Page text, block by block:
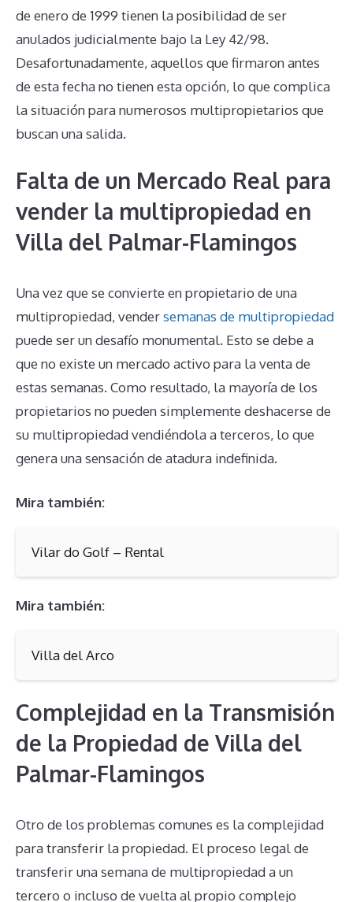
de enero de 1999 tienen la posibilidad de ser
anulados judicialmente bajo la Ley 42/98.
Desafortunadamente, aquellos que firmaron antes
de esta fecha no tienen esta opción, lo que complica
la situación para numerosos multipropietarios que
buscan una salida.
Falta de un Mercado Real para
vender la multipropiedad en
Villa del Palmar-Flamingos
Una vez que se convierte en propietario de una
multipropiedad, vendersemanas de multipropiedad
puede ser un desafío monumental. Esto se debe a
que no existe un mercado activo para la venta de
estas semanas. Como resultado, la mayoría de los
propietarios no pueden simplemente deshacerse de
su multipropiedad vendiéndola a terceros, lo que
genera una sensación de atadura indefinida.
Mira también:
Vilar do Golf – Rental
Mira también:
Villa del Arco
Complejidad en la Transmisión
de la Propiedad de Villa del
Palmar-Flamingos
Otro de los problemas comunes es la complejidad
para transferir la propiedad. El proceso legal de
transferir una semana de multipropiedad a un
tercero o incluso de vuelta al propio complejo